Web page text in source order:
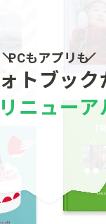
PCもアプリも
トブック
ニューア